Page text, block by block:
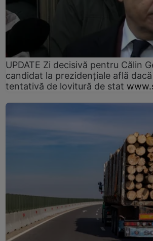
UPDATE Zi decisivă pentru Călin
candidat la prezidențiale află
tentativă de lovitură de stat